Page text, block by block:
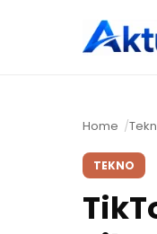
Home
TEKNO